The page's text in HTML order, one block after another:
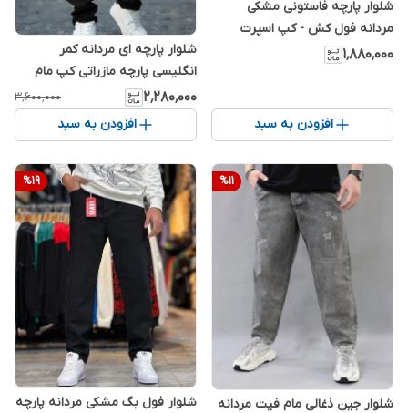
شلوار پارچه فاستونی مشکی
مردانه فول کش - کپ اسپرت
اسلیم فیت
۱٬۸۸۰٬۰۰۰
افزودن به سبد
شلوار پارچه ای مردانه کمر
انگلیسی پارچه مازراتی کپ مام
فیت 2026
۲٬۲۸۰٬۰۰۰ ۳٬۶۰۰٬۰۰۰
افزودن به سبد
%11
شلوار جین ذغالی مام فیت مردانه
%19
شلوار فول بگ مشکی مردانه پارچه